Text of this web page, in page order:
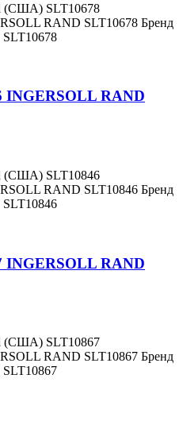
(США) SLT10678
RAND SLT10678 Бренд
INGERSOLL RAND
(США) SLT10846
RAND SLT10846 Бренд
INGERSOLL RAND
(США) SLT10867
RAND SLT10867 Бренд